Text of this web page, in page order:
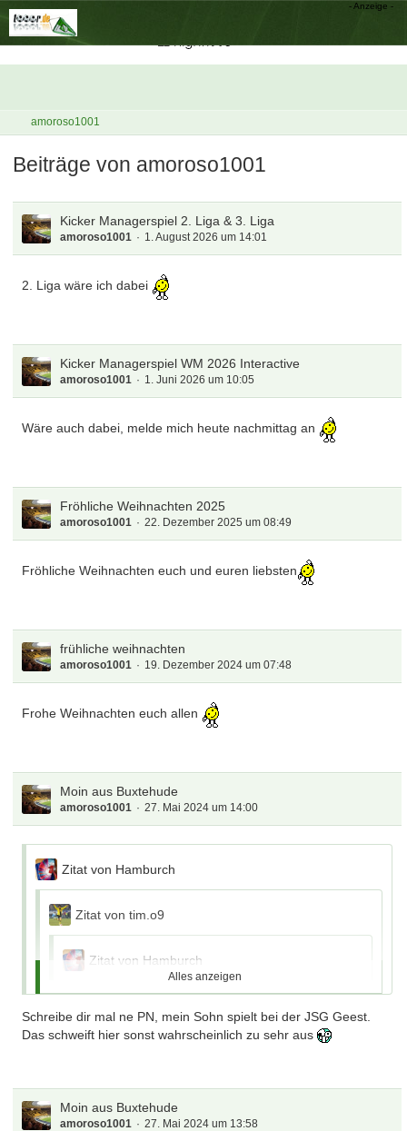
amoroso1001
Beiträge von amoroso1001
Kicker Managerspiel 2. Liga & 3. Liga
amoroso1001 1. August 2026 um 14:01
2. Liga wäre ich dabei
Kicker Managerspiel WM 2026 Interactive
amoroso1001 1. Juni 2026 um 10:05
Wäre auch dabei, melde mich heute nachmittag an
Fröhliche Weihnachten 2025
amoroso1001 22. Dezember 2025 um 08:49
Fröhliche Weihnachten euch und euren liebsten
frühliche weihnachten
amoroso1001 19. Dezember 2024 um 07:48
Frohe Weihnachten euch allen
Moin aus Buxtehude
amoroso1001 27. Mai 2024 um 14:00
Zitat von Hamburch
Zitat von tim.o9
Zitat von Hamburch
Exakt, damals allerdings mitm TUSV Bützfleth
Alles anzeigen
dort war.
Alles anzeigen
Schreibe dir mal ne PN, mein Sohn spielt bei der JSG Geest.
Das schweift hier sonst wahrscheinlich zu sehr aus
Moin aus Buxtehude
amoroso1001 27. Mai 2024 um 13:58